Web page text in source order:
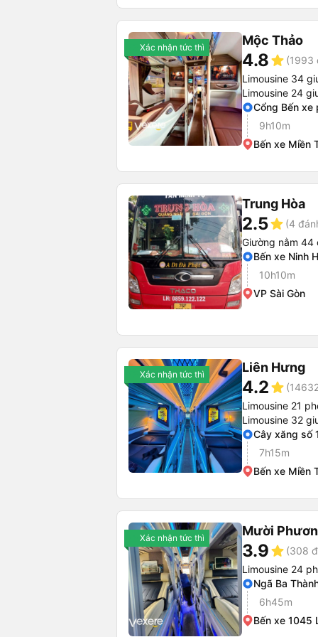
Xác nhận tức thì Mộc Thảo
4.8star (1993
Limousine 34
Limousine 24
Cổng Bến xe
9h10m
Bến xe Miền
Trung Hòa
2.5star (4
Giường nằm 44
Bến xe Ninh
10h10m
VP Sài Gòn
Xác nhận tức thì Liên Hưng
4.2star
Limousine 21
Limousine 32
Cây xăng số
7h15m
Bến xe Miền
Xác nhận tức thì Mười
3.9star (308
Limousine 24
Ngã Ba
6h45m
Bến xe 1045